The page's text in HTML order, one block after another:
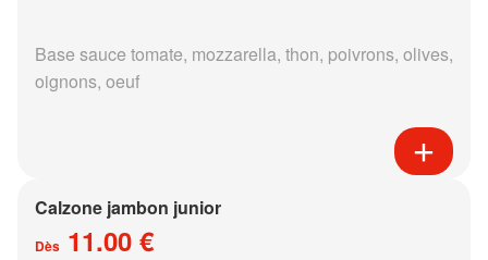
Base sauce tomate, mozzarella, thon, poivrons, olives,
oignons, oeuf
Calzone jambon junior
Dès 11.00 €